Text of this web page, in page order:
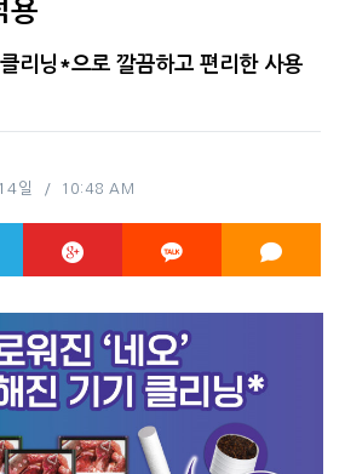
용
리닝*으로 깔끔하고 편리한 사용
일 10:48 AM